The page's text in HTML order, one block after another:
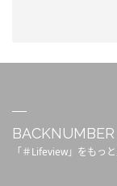
BACKNUMBER
「＃Lifeview」をもっ